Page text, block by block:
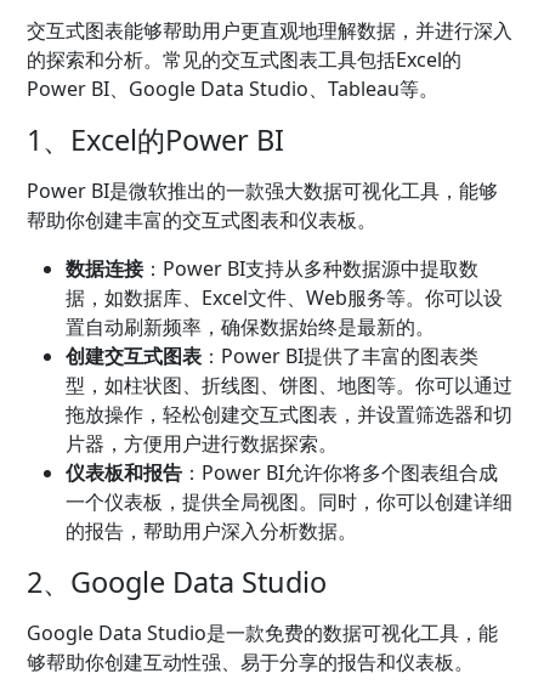
交互式图表能够帮助用户更直观地理解数据，并进行深入
的探索和分析。常见的交互式图表工具包括Excel的
Power BI、Google Data Studio、Tableau等。
1、Excel的Power BI
Power BI是微软推出的一款强大数据可视化工具，能够
帮助你创建丰富的交互式图表和仪表板。
数据连接：Power BI支持从多种数据源中提取数
据，如数据库、Excel文件、Web服务等。你可以设
置自动刷新频率，确保数据始终是最新的。
创建交互式图表 ：Power BI提供了丰富的图表类
型，如柱状图、折线图、饼图、地图等。你可以通过
拖放操作，轻松创建交互式图表，并设置筛选器和切
片器，方便用户进行数据探索。
仪表板和报告 ：Power BI允许你将多个图表组合成
一个仪表板，提供全局视图。同时，你可以创建详细
的报告，帮助用户深入分析数据。
2、Google Data Studio
Google Data Studio是一款免费的数据可视化工具，能
够帮助你创建互动性强、易于分享的报告和仪表板。